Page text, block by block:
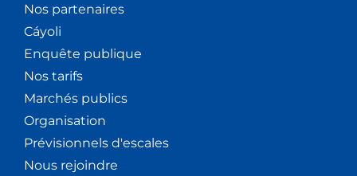
Nos partenaires
Cáyoli
Enquête publique
Nos tarifs
Marchés publics
Organisation
Prévisionnels d'escales
Nous rejoindre